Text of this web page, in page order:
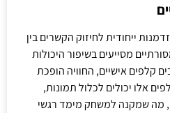
ייחודית לחיזוק הקשרים בין
מסייעים בשיפור היכולות
קלפים אישיים, החוויה הופכת
אלו יכולים לכלול תמונות,
מה שמקנה למשחק מימד רגשי